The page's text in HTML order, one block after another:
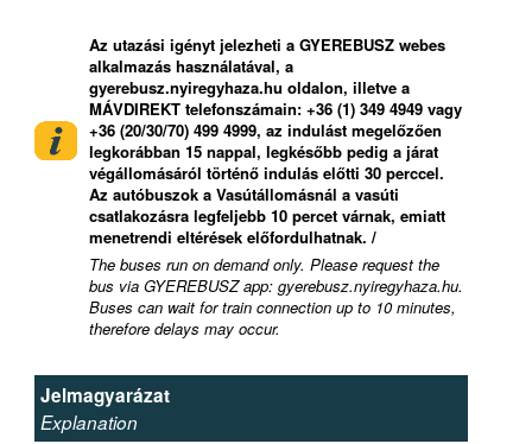
Az utazási igényt jelezheti a GYEREBUSZ webes
alkalmazás használatával, a
gyerebusz.nyiregyhaza.hu oldalon, illetve a
MÁVDIREKT telefonszámain: +36 (1) 349 4949 vagy
+36 (20/30/70) 499 4999, az indulást megelőzően
legkorábban 15 nappal, legkésőbb pedig a járat
végállomásáról történő indulás előtti 30 perccel.
Az autóbuszok a Vasútállomásnál a vasúti
csatlakozásra legfeljebb 10 percet várnak, emiatt
menetrendi eltérések előfordulhatnak. /
The buses run on demand only. Please request the
bus via GYEREBUSZ app: gyerebusz.nyiregyhaza.hu.
Buses can wait for train connection up to 10 minutes,
therefore delays may occur.
Jelmagyarázat
Explanation